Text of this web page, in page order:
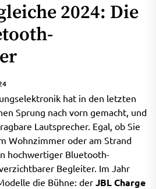
2024: Die
hat in den letzten
Sprung nach vorn gemacht, und
Lautsprecher. Egal, ob Sie
Wohnzimmer oder am Strand
hochwertiger Bluetooth-
Begleiter. Im Jahr
die Bühne: der JBL Charge